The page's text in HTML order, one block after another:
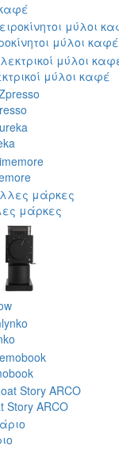
μύλοι καφέ
μύλοι καφέ
μάρκες
Story ARCO